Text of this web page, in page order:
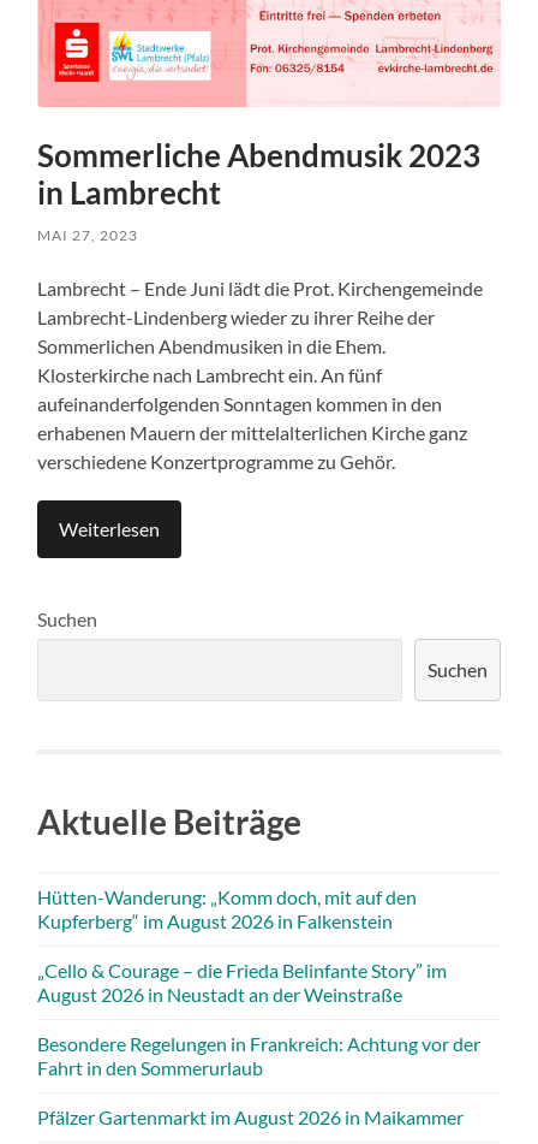
Sommerliche Abendmusik 2023
in Lambrecht
MAI 27, 2023
Lambrecht – Ende Juni lädt die Prot. Kirchengemeinde
Lambrecht-Lindenberg wieder zu ihrer Reihe der
Sommerlichen Abendmusiken in die Ehem.
Klosterkirche nach Lambrecht ein. An fünf
aufeinanderfolgenden Sonntagen kommen in den
erhabenen Mauern der mittelalterlichen Kirche ganz
verschiedene Konzertprogramme zu Gehör.
Weiterlesen
Suchen
Suchen
Aktuelle Beiträge
Hütten-Wanderung: „Komm doch, mit auf den
Kupferberg“ im August 2026 in Falkenstein
„Cello & Courage – die Frieda Belinfante Story” im
August 2026 in Neustadt an der Weinstraße
Besondere Regelungen in Frankreich: Achtung vor der
Fahrt in den Sommerurlaub
Pfälzer Gartenmarkt im August 2026 in Maikammer